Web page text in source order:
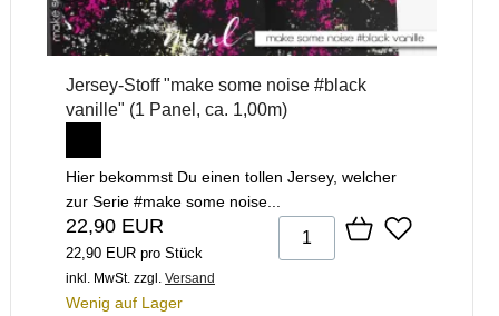
Jersey-Stoff "make some noise #black
vanille" (1 Panel, ca. 1,00m)
Hier bekommst Du einen tollen Jersey, welcher
zur Serie #make some noise...
22,90 EUR
22,90 EUR pro Stück
inkl. MwSt. zzgl. Versand
Wenig auf Lager